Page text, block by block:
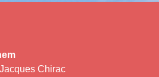
Chirac